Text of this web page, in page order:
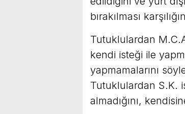
bırakılması
Tutuklulardan
kendi isteği ile
yapmamalarını
Tutuklulardan S.K.
almadığını,